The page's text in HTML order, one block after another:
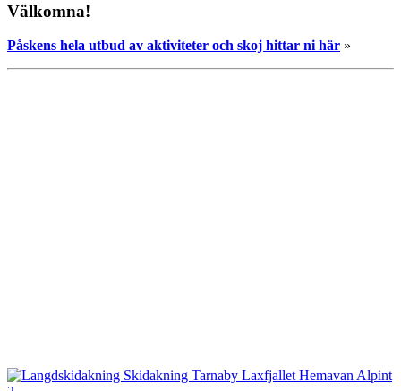
Välkomna!
Påskens hela utbud av aktiviteter och skoj hittar ni här »